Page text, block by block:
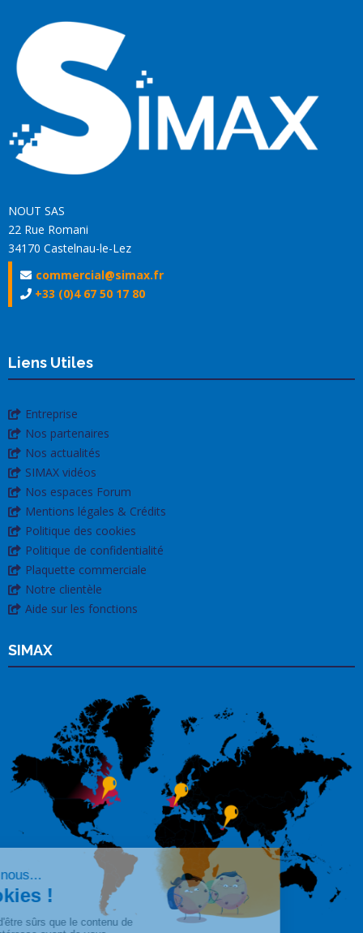
NOUT SAS
22 Rue Romani
34170 Castelnau-le-Lez
commercial@simax.fr
+33 (0)4 67 50 17 80
Liens Utiles
Entreprise
Nos partenaires
Nos actualités
SIMAX vidéos
Nos espaces Forum
Mentions légales & Crédits
Politique des cookies
Politique de confidentialité
Plaquette commerciale
Notre clientèle
Aide sur les fonctions
SIMAX